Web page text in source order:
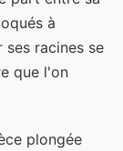
à
ses racines se
que l'on
plongée